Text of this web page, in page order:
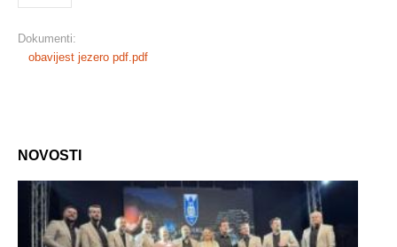
Dokumenti:
obavijest jezero pdf.pdf
NOVOSTI